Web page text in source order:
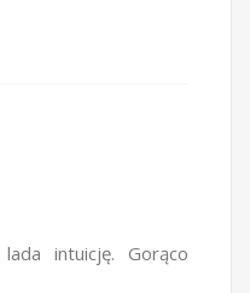
intuicję. Gorąco